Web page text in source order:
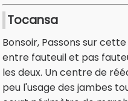
Tocansa
Bonsoir, Passons sur
entre fauteuil et pas
les deux. Un centre de
peu l'usage des jambes